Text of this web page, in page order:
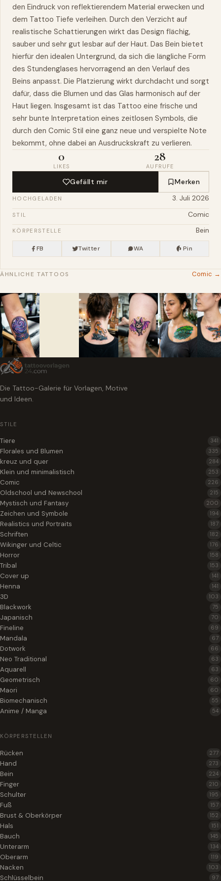
den Eindruck von reflektierendem Material erwecken und
dem Tattoo Tiefe verleihen. Durch den Verzicht auf
realistische Schattierungen wirkt das Design flächig,
sauber und sehr gut lesbar auf der Haut. Das Bein bietet
hierfür den idealen Untergrund, da sich die längliche Form
des Stundenglases hervorragend an den Verlauf des
Beins anpasst. Die Platzierung wirkt durchdacht und sorgt
dafür, dass die Blumen und das Glas harmonisch auf der
Haut liegen. Insgesamt ist das Tattoo eine frische und
sehr bunte Interpretation eines zeitlosen Symbols, die
durch den Comic Stil eine ganz neue und verspielte Note
bekommt, ohne dabei an Ausdruckskraft zu verlieren.
0
LIKES
28
AUFRUFE
Gefällt mir Merken
HOCHGELADEN 3. Juli 2026
STIL Comic
KÖRPERSTELLE Bein
FB Twitter WA Pin
ÄHNLICHE TATTOOS Comic →
Die Tattoo-Galerie für Vorlagen, Motive
und Ideen.
STILE
Tiere 341
Florales und Blumen 335
kreuz und quer 284
Klein und minimalistisch 253
Comic 226
Oldschool und Newschool 215
Mystisch und Fantasy 200
Zeichen und Symbole 194
Realistics und Portraits 187
Schriften 182
Wikinger und Celtic 176
Horror 158
Tribal 153
Cover up 141
Henna 141
3D 103
Blackwork 75
Japanisch 70
Fineline 69
Mandala 67
Dotwork 66
Neo Traditional 63
Aquarell 63
Geometrisch 60
Maori 60
Biomechanisch 55
Anime / Manga 54
KÖRPERSTELLEN
Rücken 277
Hand 273
Bein 224
Finger 210
Schulter 195
Fuß 157
Brust & Oberkörper 152
Hals 151
Bauch 145
Unterarm 134
Oberarm 119
Nacken 103
Schlüsselbein 97